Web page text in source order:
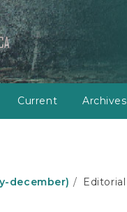
Current Archives
december) Editorial